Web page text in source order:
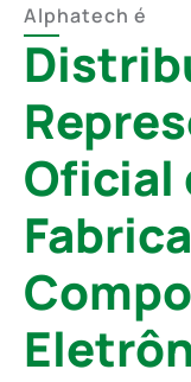
Alphatech é
Oficial